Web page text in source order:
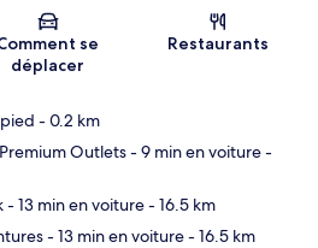
Carte
se
déplacer
Restaurants
- 0.2 km
Outlets- 9 min en voiture-
- 13 min en voiture- 16.5 km
- 13 min en voiture- 16.5 km